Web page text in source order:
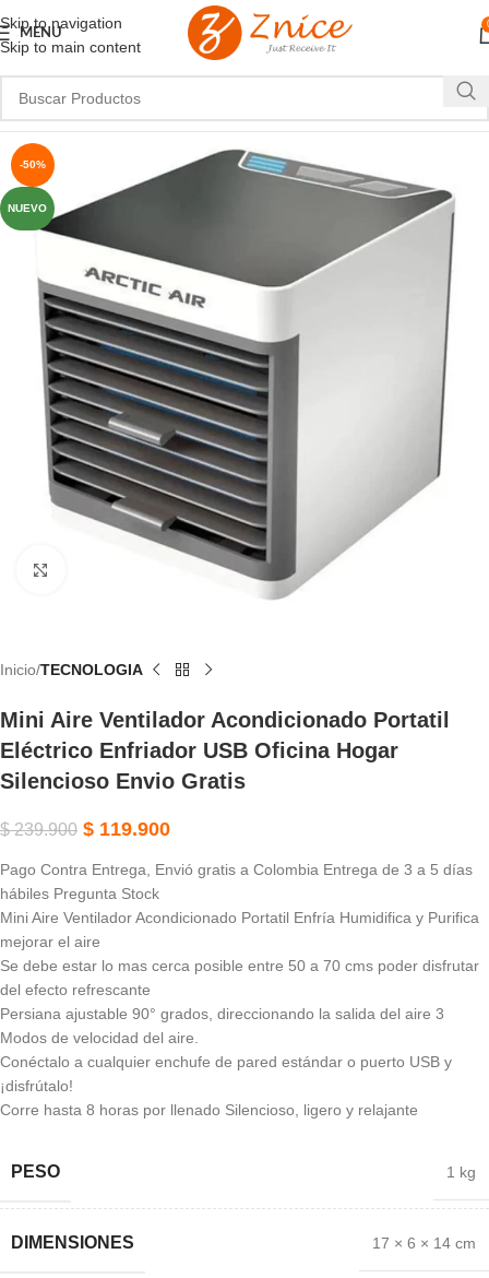
Skip to navigation
Skip to main content
MENU
-50%
NUEVO
Haga Clic Para Ampliar
Inicio TECNOLOGIA
Mini Aire Ventilador Acondicionado Portatil
Eléctrico Enfriador USB Oficina Hogar
Silencioso Envio Gratis
$239.900 $ 119.900
Pago Contra Entrega, Envió gratis a Colombia Entrega de 3 a 5 días
hábiles Pregunta Stock
Mini Aire Ventilador Acondicionado Portatil Enfría Humidifica y Purifica
mejorar el aire
Se debe estar lo mas cerca posible entre 50 a 70 cms poder disfrutar
del efecto refrescante
Persiana ajustable 90° grados, direccionando la salida del aire 3
Modos de velocidad del aire.
Conéctalo a cualquier enchufe de pared estándar o puerto USB y
¡disfrútalo!
Corre hasta 8 horas por llenado Silencioso, ligero y relajante
PESO 1 kg
DIMENSIONES 17 × 6 × 14 cm